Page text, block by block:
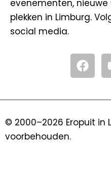
evenementen,
plekken in Limburg.
social media.
F
a
c
o
© 2000–2026 Eropuit in
voorbehouden.